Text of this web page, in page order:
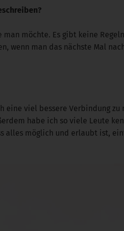
möchte. Es gibt keine
wenn man das nächste Mal
viel bessere Verbindung
habe ich so viele Leute
alles möglich und erlaubt ist,